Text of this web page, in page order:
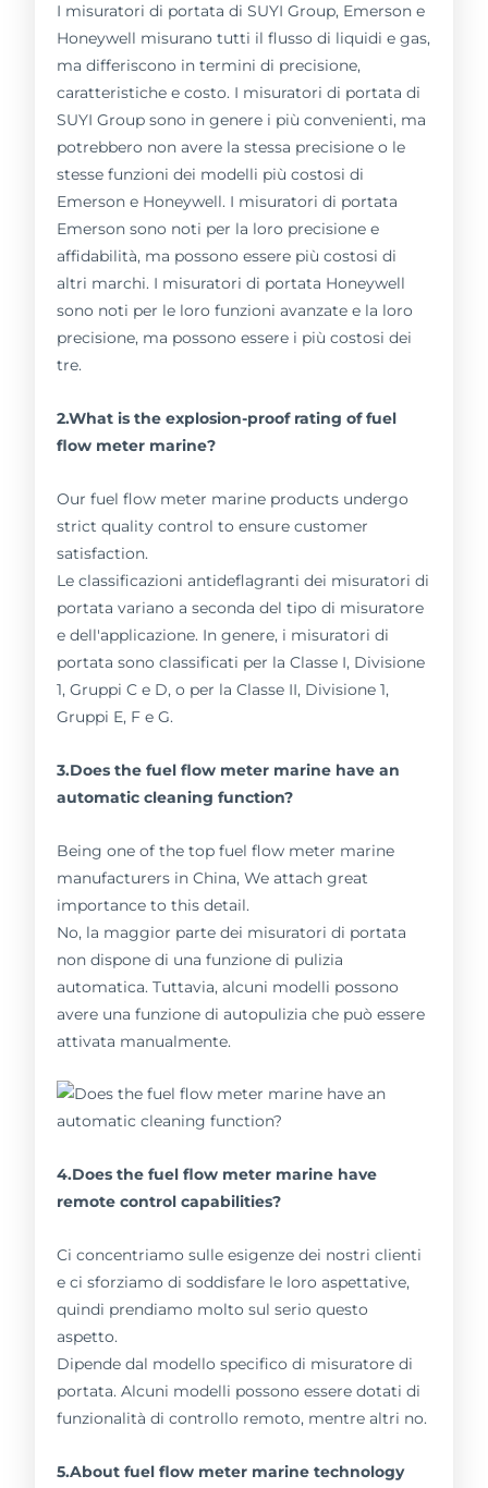
I misuratori di portata di SUYI Group, Emerson e
Honeywell misurano tutti il flusso di liquidi e gas,
ma differiscono in termini di precisione,
caratteristiche e costo. I misuratori di portata di
SUYI Group sono in genere i più convenienti, ma
potrebbero non avere la stessa precisione o le
stesse funzioni dei modelli più costosi di
Emerson e Honeywell. I misuratori di portata
Emerson sono noti per la loro precisione e
affidabilità, ma possono essere più costosi di
altri marchi. I misuratori di portata Honeywell
sono noti per le loro funzioni avanzate e la loro
precisione, ma possono essere i più costosi dei
tre.
2.What is the explosion-proof rating of fuel
flow meter marine?
Our fuel flow meter marine products undergo
strict quality control to ensure customer
satisfaction.
Le classificazioni antideflagranti dei misuratori di
portata variano a seconda del tipo di misuratore
e dell'applicazione. In genere, i misuratori di
portata sono classificati per la Classe I, Divisione
1, Gruppi C e D, o per la Classe II, Divisione 1,
Gruppi E, F e G.
3.Does the fuel flow meter marine have an
automatic cleaning function?
Being one of the top fuel flow meter marine
manufacturers in China, We attach great
importance to this detail.
No, la maggior parte dei misuratori di portata
non dispone di una funzione di pulizia
automatica. Tuttavia, alcuni modelli possono
avere una funzione di autopulizia che può essere
attivata manualmente.
4.Does the fuel flow meter marine have
remote control capabilities?
Ci concentriamo sulle esigenze dei nostri clienti
e ci sforziamo di soddisfare le loro aspettative,
quindi prendiamo molto sul serio questo
aspetto.
Dipende dal modello specifico di misuratore di
portata. Alcuni modelli possono essere dotati di
funzionalità di controllo remoto, mentre altri no.
5.About fuel flow meter marine technology